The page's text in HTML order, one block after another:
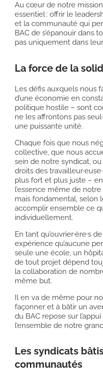
Au cœur de notre
essentiel : offrir le
et la communauté qui
BAC de s’épanouir dans
pas uniquement dans
La force de la
Les défis auxquels nous
d’une économie en
politique hostile – sont
ne les affrontons pas
une puissante unité.
Chaque fois que nous
collective, que nous
sein de notre syndicat,
droits des
plus fort et plus juste –
l’essence même de
mais fondamental, selon
accomplir ensemble ce
individuellement.
En tant qu’ouvrier·ère·s
expérience qu’aucune
seule une école, un
de tout projet dépend
la collaboration de
même but.
Il en va de même pour
façonner et à bâtir un
du BAC repose sur
l’ensemble de notre
Les syndicats
communautés